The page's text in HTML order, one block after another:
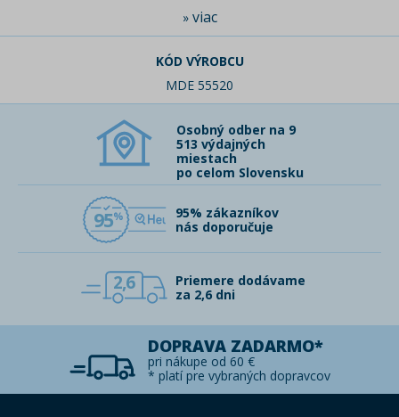
» viac
KÓD VÝROBCU
MDE 55520
Osobný odber na 9
513 výdajných
miestach
po celom Slovensku
95
95% zákazníkov
nás doporučuje
2,6
Priemere dodávame
za 2,6 dni
DOPRAVA ZADARMO*
pri nákupe od 60 €
* platí pre vybraných dopravcov